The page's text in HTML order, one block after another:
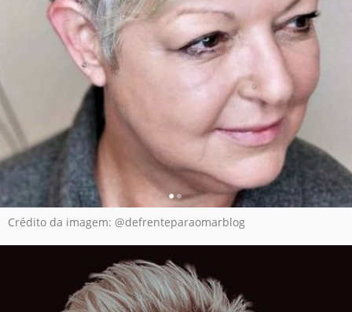
Crédito da imagem: @defrenteparaomarblog